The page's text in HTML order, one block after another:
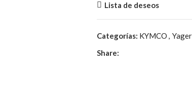
Lista de deseos
Categorías: KYMCO ,
Share: